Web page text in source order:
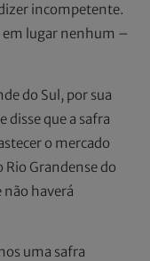
incompetente.
em lugar nenhum –
do Sul, por sua
disse que a safra
o mercado
Grandense do
haverá
uma safra